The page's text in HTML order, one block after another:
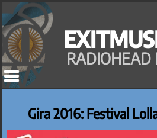
Saltar
al
contenido
Gira 2016: Festival